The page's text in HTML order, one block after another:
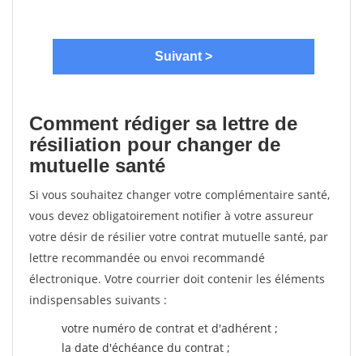
Comment rédiger sa lettre de
résiliation pour changer de
mutuelle santé
Si vous souhaitez changer votre complémentaire santé,
vous devez obligatoirement notifier à votre assureur
votre désir de résilier votre contrat mutuelle santé, par
lettre recommandée ou envoi recommandé
électronique. Votre courrier doit contenir les éléments
indispensables suivants :
votre numéro de contrat et d'adhérent ;
la date d'échéance du contrat ;